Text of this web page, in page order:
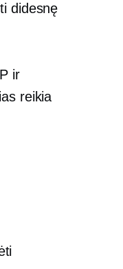
didesnę
ir
reikia